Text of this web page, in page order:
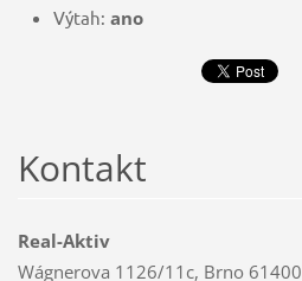
Výtah: ano
Kontakt
Real-Aktiv
Wágnerova 1126/11c, Brno 61400